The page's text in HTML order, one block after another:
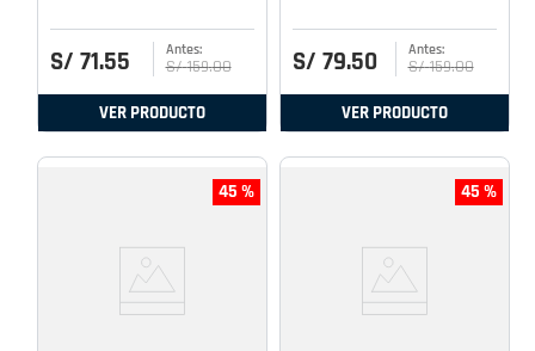
S/ 71.55 S/ 159.00
VER PRODUCTO
S/ 79.50 S/ 159.00
VER PRODUCTO
45 % 45 %